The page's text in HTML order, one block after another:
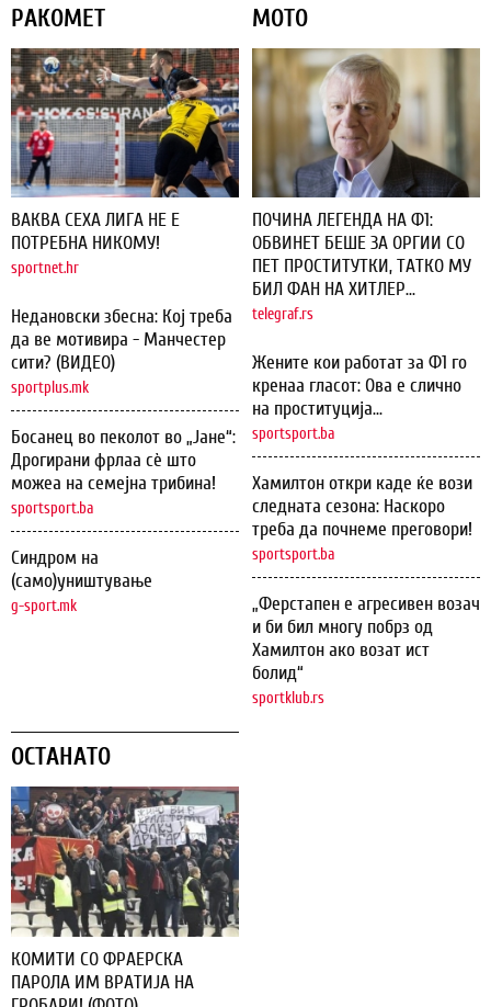
РАКОМЕТ
ВАКВА СЕХА ЛИГА НЕ Е
ПОТРЕБНА НИКОМУ!
sportnet.hr
Недановски збесна: Кој треба
да ве мотивира - Манчестер
сити? (ВИДЕО)
sportplus.mk
Босанец во пеколот во „Јане“:
Дрогирани фрлаа сѐ што
можеа на семејна трибина!
sportsport.ba
Синдром на
(само)уништување
g-sport.mk
МОТО
ПОЧИНА ЛЕГЕНДА НА Ф1:
ОБВИНЕТ БЕШЕ ЗА ОРГИИ СО
ПЕТ ПРОСТИТУТКИ, ТАТКО МУ
БИЛ ФАН НА ХИТЛЕР...
telegraf.rs
Жените кои работат за Ф1 го
кренаа гласот: Ова е слично
на проституција...
sportsport.ba
Хамилтон откри каде ќе вози
следната сезона: Наскоро
треба да почнеме преговори!
sportsport.ba
„Ферстапен е агресивен возач
и би бил многу побрз од
Хамилтон ако возат ист
болид“
sportklub.rs
ОСТАНАТО
КОМИТИ СО ФРАЕРСКА
ПАРОЛА ИМ ВРАТИЈА НА